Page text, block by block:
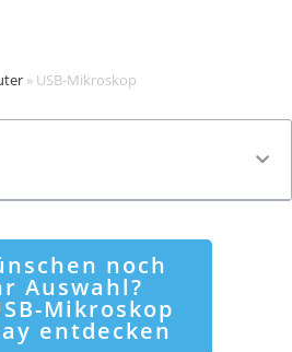
» USB-Mikroskop
noch
Auswahl?
Mikroskop
entdecken